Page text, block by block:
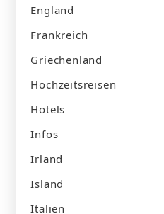
England
Frankreich
Griechenland
Hochzeitsreisen
Hotels
Infos
Irland
Island
Italien